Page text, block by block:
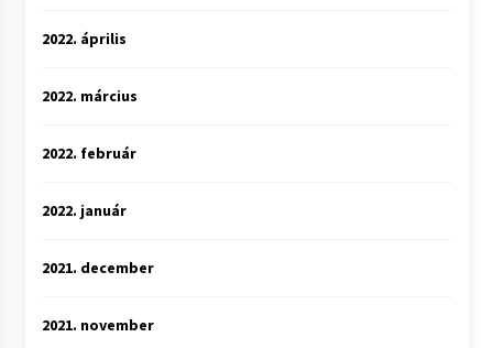
2022. április
2022. március
2022. február
2022. január
2021. december
2021. november